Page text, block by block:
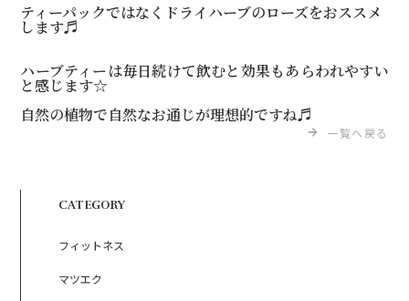
ティーパックではなくドライハーブのローズをおススメ
します♬
ハーブティーは毎日続けて飲むと効果もあらわれやすい
と感じます☆
自然の植物で自然なお通じが理想的ですね♬
一覧へ戻る
CATEGORY
フィットネス
マツエク